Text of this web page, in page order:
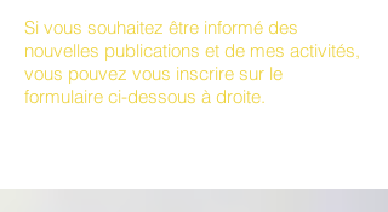
Si vous souhaitez être informé des
nouvelles publications et de mes activités,
vous pouvez vous inscrire sur le
formulaire ci-dessous à droite.